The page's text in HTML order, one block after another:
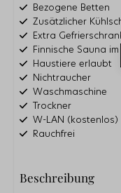
Bezogene Betten
Zusätzlicher
Extra
Finnische Sauna
Haustiere erlaubt
Nichtraucher
Waschmaschine
Trockner
W-LAN (kostenlos)
Rauchfrei
Dusche
Beschreibung